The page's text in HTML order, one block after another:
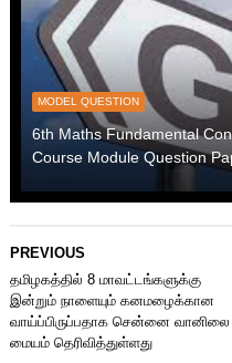
MODEL QUESTION
6th Maths Fundamental
Course Module Question
PREVIOUS
தமிழகத்தில் 8 மாவட்டங்களுக்கு
இன்றும் நாளையும் கனமழைக்கான
வாய்ப்பிருப்பதாக சென்னை வானிலை
மையம் தெரிவித்துள்ளது